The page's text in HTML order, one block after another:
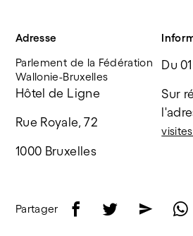
Adresse
Parlement de la Fédération
Wallonie-Bruxelles
Hôtel de Ligne
Rue Royale, 72
1000 Bruxelles
Du
Sur
Partager f t e w